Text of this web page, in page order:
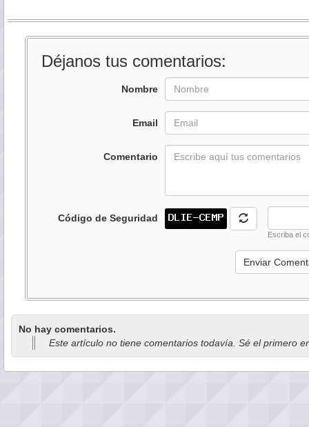
Déjanos tus comentarios:
Nombre
Email
Comentario
Código de Seguridad
Escriba el
No hay comentarios.
Este artículo no tiene comentarios todavía. Sé el primero